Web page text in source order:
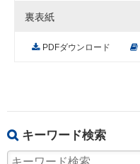
裏表紙
PDFダウンロード
キーワード検索